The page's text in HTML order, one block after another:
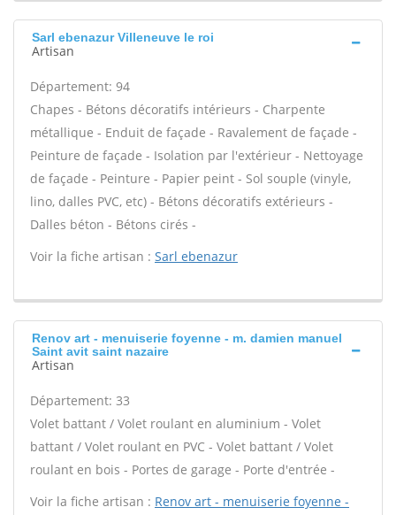
Sarl ebenazur Villeneuve le roi
Artisan
Département: 94
Chapes - Bétons décoratifs intérieurs - Charpente
métallique - Enduit de façade - Ravalement de façade -
Peinture de façade - Isolation par l'extérieur - Nettoyage
de façade - Peinture - Papier peint - Sol souple (vinyle,
lino, dalles PVC, etc) - Bétons décoratifs extérieurs -
Dalles béton - Bétons cirés -
Voir la fiche artisan : Sarl ebenazur
Renov art - menuiserie foyenne - m. damien manuel
Saint avit saint nazaire
Artisan
Département: 33
Volet battant / Volet roulant en aluminium - Volet
battant / Volet roulant en PVC - Volet battant / Volet
roulant en bois - Portes de garage - Porte d'entrée -
Voir la fiche artisan : Renov art - menuiserie foyenne -